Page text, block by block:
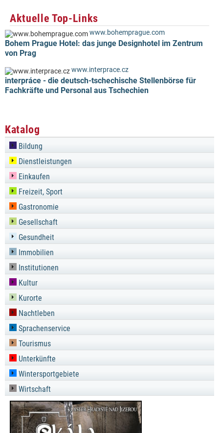
Aktuelle Top-Links
www.bohemprague.com
Bohem Prague Hotel: das junge Designhotel im Zentrum
von Prag
www.interprace.cz
interpráce - die deutsch-tschechische Stellenbörse für
Fachkräfte und Personal aus Tschechien
Katalog
Bildung
Dienstleistungen
Einkaufen
Freizeit, Sport
Gastronomie
Gesellschaft
Gesundheit
Immobilien
Institutionen
Kultur
Kurorte
Nachtleben
Sprachenservice
Tourismus
Unterkünfte
Wintersportgebiete
Wirtschaft